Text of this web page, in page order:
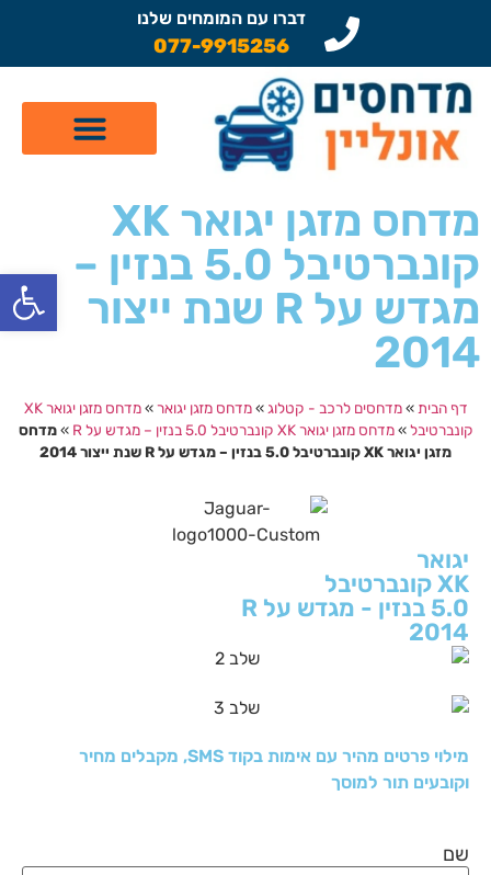
דברו עם המומחים שלנו
077-9915256
מדחס מזגן יגואר XK
קונברטיבל 5.0 בנזין –
מגדש על R שנת ייצור
2014
דף הבית »מדחסים לרכב - קטלוג »מדחס מזגן יגואר»
מדחס מזגן יגואר XK
קונברטיבל»מדחס מזגן יגואר XK קונברטיבל 5.0 בנזין – מגדש על R »מדחס
מזגן יגואר XK קונברטיבל 5.0 בנזין – מגדש על R שנת ייצור 2014
יגואר
XK קונברטיבל
5.0 בנזין - מגדש על R
2014
מילוי פרטים מהיר עם אימות בקוד SMS, מקבלים מחיר
וקובעים תור למוסך
שם